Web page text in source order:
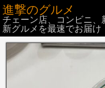
進撃のグルメ
チェーン店、コンビニ
新グルメを最速でお届け